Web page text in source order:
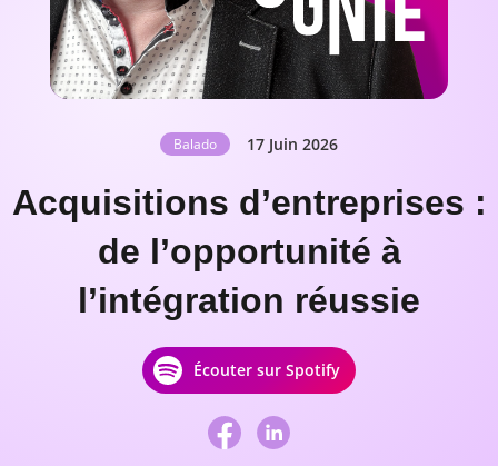
Balado 17 Juin 2026
Acquisitions d’entreprises :
de l’opportunité à
l’intégration réussie
Écouter sur Spotify
Partager
sur
Facebook
Partager
sur
LinkedIn